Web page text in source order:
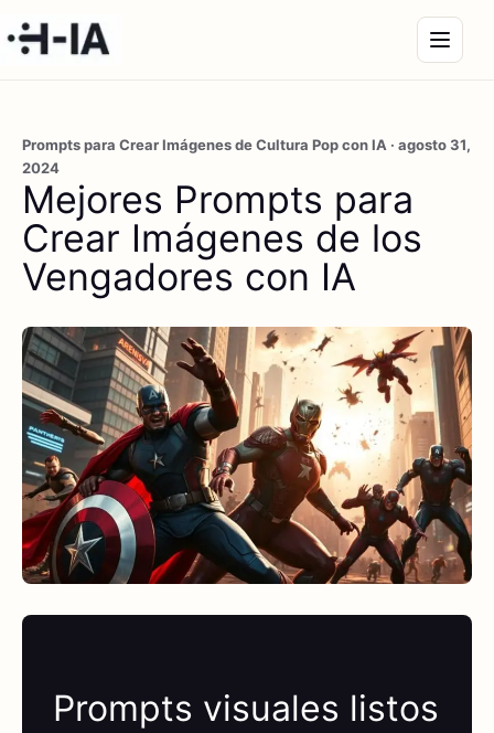
Prompts para Crear Imágenes de Cultura Pop con IA · agosto 31,
2024
Mejores Prompts para
Crear Imágenes de los
Vengadores con IA
Prompts visuales listos